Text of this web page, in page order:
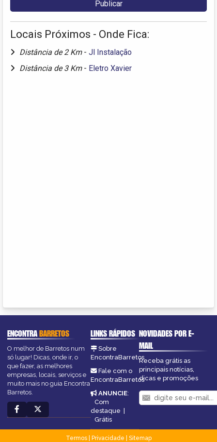
Locais Próximos - Onde Fica:
Distância de 2 Km - Jl Instalação
Distância de 3 Km - Eletro Xavier
ENCONTRABARRETOS
O melhor de Barretos num
só lugar! Dicas, onde ir, o
que fazer, as melhores
empresas, locais, serviços e
muito mais no guia Encontra
Barretos.
LINKS RÁPIDOS
Sobre
EncontraBarretos
Fale com o
EncontraBarretos
ANUNCIE:
Com
destaque |
Grátis
NOVIDADES POR E-
MAIL
Receba grátis as
principais notícias,
dicas e promoções
Termos| Privacidade
Sitemap